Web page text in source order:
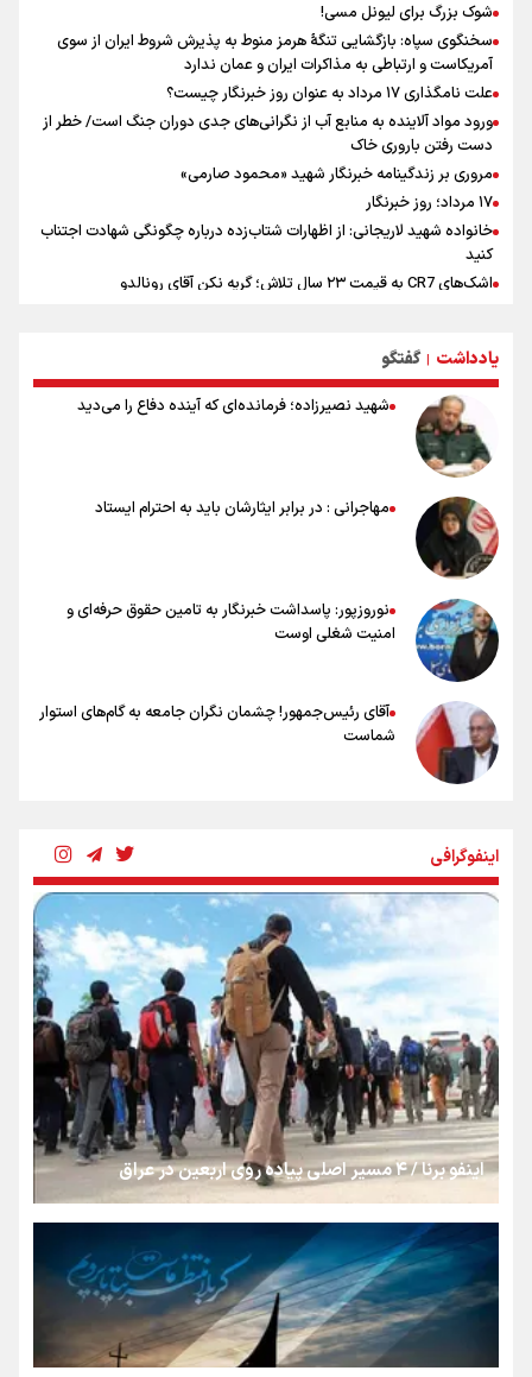
شوک بزرگ برای لیونل مسی!
سخنگوی سپاه: بازگشایی تنگۀ هرمز منوط به پذیرش شروط ایران از سوی
آمریکاست و ارتباطی به مذاکرات ایران و عمان ندارد
علت نامگذاری ۱۷ مرداد به عنوان روز خبرنگار چیست؟
ورود مواد آلاینده به منابع آب از نگرانی‌های جدی دوران جنگ است/ خطر از
دست رفتن باروری خاک
مروری بر زندگینامه خبرنگار شهید «محمود صارمی»
۱۷ مرداد؛ روز خبرنگار
خانواده شهید لاریجانی: از اظهارات شتاب‌زده درباره چگونگی شهادت اجتناب
کنید
اشک‌های CR7 به قیمت ۲۳ سال تلاش؛ گریه نکن آقای رونالدو
تلاش مدام برای زنده نگه داشتن هنر ایرانی
نصرتی: پاسخ بیرانوند سنخیتی با صحبت‌های علی دایی نداشت/
ملی‌پوشان نباید از خودشان تعریف کنند!
خلعتبری: جای دو سه نفر در جام جهانی خالی بود/ تیم ملی نیاز به تغییر
نسل دارد/ دوست دارم آرژانتین قهرمان شود
شاهرخی: اندازه داشته‌هایمان از بازار جام جهانی برداشت کردیم/ دودستی
سرنوشت صعود را به تیم‌های دیگر سپردیم
عالمی: جام جهانی از مرحله حذفی جان گرفت/ درباره شیوه بازی تیم ملی
نقد وجود دارد
یادداشت | گفتگو
شهید نصیرزاده؛ فرمانده‌ای که آینده دفاع را می‌دید
مهاجرانی : در برابر ایثارشان باید به احترام ایستاد
نوروزپور: پاسداشت خبرنگار به تامین حقوق حرفه‌ای و
امنیت شغلی اوست
آقای رئیس‌جمهور! چشمان نگران جامعه به گام‌های استوار
شماست
بنزین؛ تدبیری برای حفظ امنیت انرژی
«هورامان»؛ میراثی که جهان را شیفته کرد
شکستگیِ بزرگ؛ روایتِ یک استخوان، یک نسل، یک توهم!
رسانه ملی و حق مردم برای شنیدن صدای رئیس‌جمهوری
روایت ایران از کنار مردم
اینفوگرافی
اینفو برنا / ۴ مسیر اصلی پیاده روی اربعین در عراق